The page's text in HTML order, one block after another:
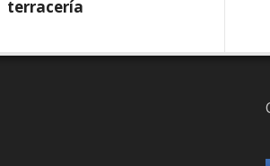
terracería